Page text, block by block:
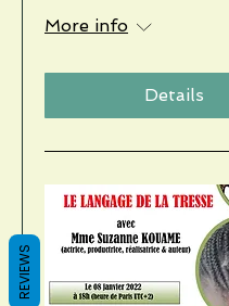
More info
Details
REVIEWS